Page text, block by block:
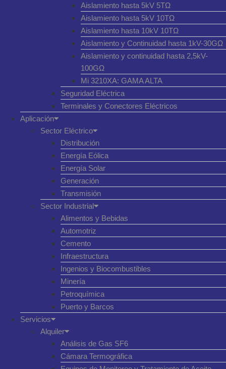
Aislamiento hasta 5kV 5TΩ
Aislamiento hasta 5kV 10TΩ
Aislamiento hasta 10kV 10TΩ
Aislamiento y Continuidad hasta 1kV-30GΩ
Aislamiento y continuidad hasta 2,5kV-
100GΩ
Mi 3210XA: GAMA ALTA
Seguridad Eléctrica
Terminales y Conectores Eléctricos
Aplicación
Sector Eléctrico
Distribución
Energía Eólica
Energía Solar
Generación
Transmisión
Sector Industrial
Alimentos y Bebidas
Automotriz
Cemento
Infraestructura
Ingenios y Biocombustibles
Minería
Petroquímica
Puerto y Barcos
Servicios
Alquiler
Análisis de Gas SF6
Cámara Termográfica